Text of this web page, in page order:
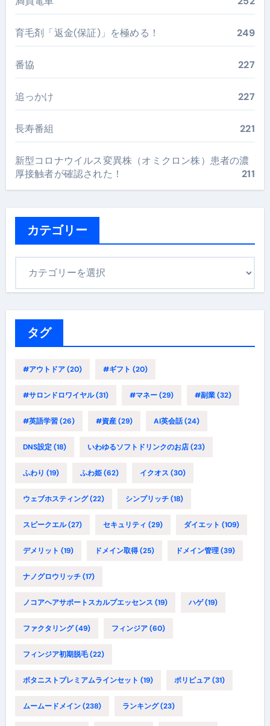
育毛剤「返金(保証)」を極める！ 249
番協 227
追っかけ 227
長寿番組 221
新型コロナウイルス変異株（オミクロン株）患者の濃
厚接触者が確認された！
211
カテゴリー
タグ
#アウトドア(20) #ギフト (20)
#サロンドロワイヤル(31) #マネー(29) #副業(32)
#英語学習(26) #資産(29) AI英会話(24)
DNS設定(18) いわゆるソフトドリンクのお店(23)
ふわり (19) ふわ姫(62) イクオス (30)
ウェブホスティング(22) シンプリッチ(18)
スピークエル(27) セキュリティ (29) ダイエット (109)
デメリット (19) ドメイン取得(25) ドメイン管理(39)
ナノグロウリッチ(17)
ノコアヘアサポートスカルプエッセンス (19) ハゲ(19)
ファクタリング(49) フィンジア(60)
フィンジア初期脱毛(22)
ボタニストプレミアムラインセット (19) ポリピュア(31)
ムームードメイン(238) ランキング(23)